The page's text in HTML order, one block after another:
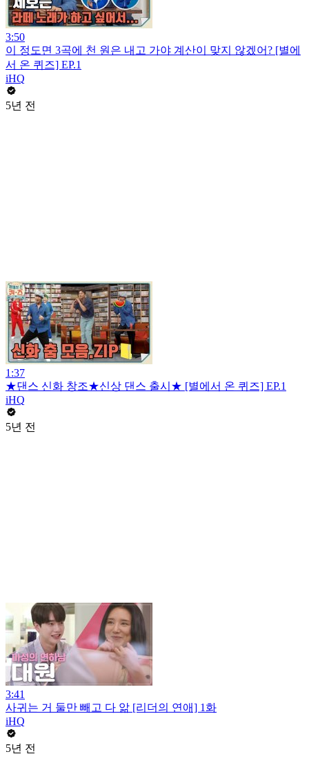
3:50
이 정도면 3곡에 천 원은 내고 가야 계산이 맞지 않겠어? [별에
서 온 퀴즈] EP.1
iHQ
5년 전
1:37
★댄스 신화 창조★신상 댄스 출시★ [별에서 온 퀴즈] EP.1
iHQ
5년 전
3:41
사귀는 거 둘만 빼고 다 앎 [리더의 연애] 1화
iHQ
5년 전